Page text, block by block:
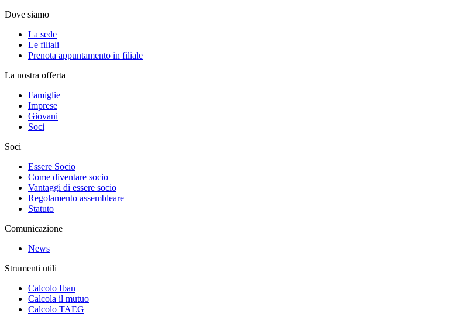
Dove siamo
La sede
Le filiali
Prenota appuntamento in filiale
La nostra offerta
Famiglie
Imprese
Giovani
Soci
Soci
Essere Socio
Come diventare socio
Vantaggi di essere socio
Regolamento assembleare
Statuto
Comunicazione
News
Strumenti utili
Calcolo Iban
Calcola il mutuo
Calcolo TAEG